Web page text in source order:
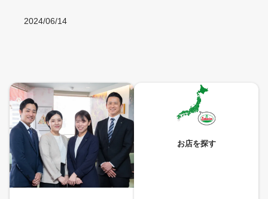
2024/06/14
お店を探す